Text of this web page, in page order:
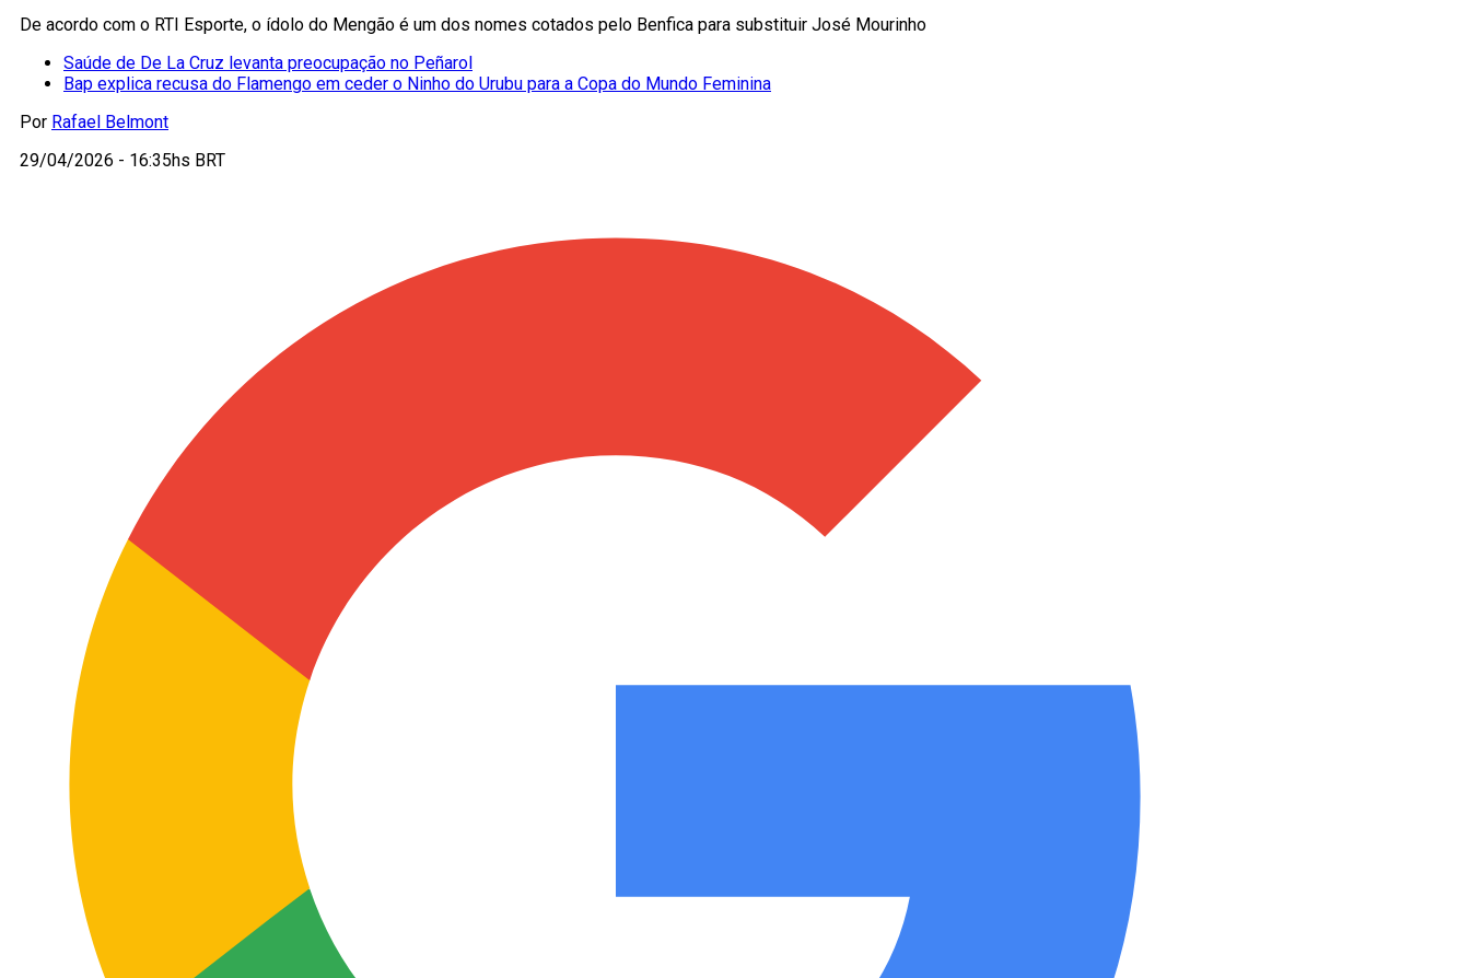
De acordo com o RTI Esporte, o ídolo do Mengão é um dos nomes cotados pelo Benfica para substituir José Mourinho
Saúde de De La Cruz levanta preocupação no Peñarol
Bap explica recusa do Flamengo em ceder o Ninho do Urubu para a Copa do Mundo Feminina
Por Rafael Belmont
29/04/2026 - 16:35hs BRT